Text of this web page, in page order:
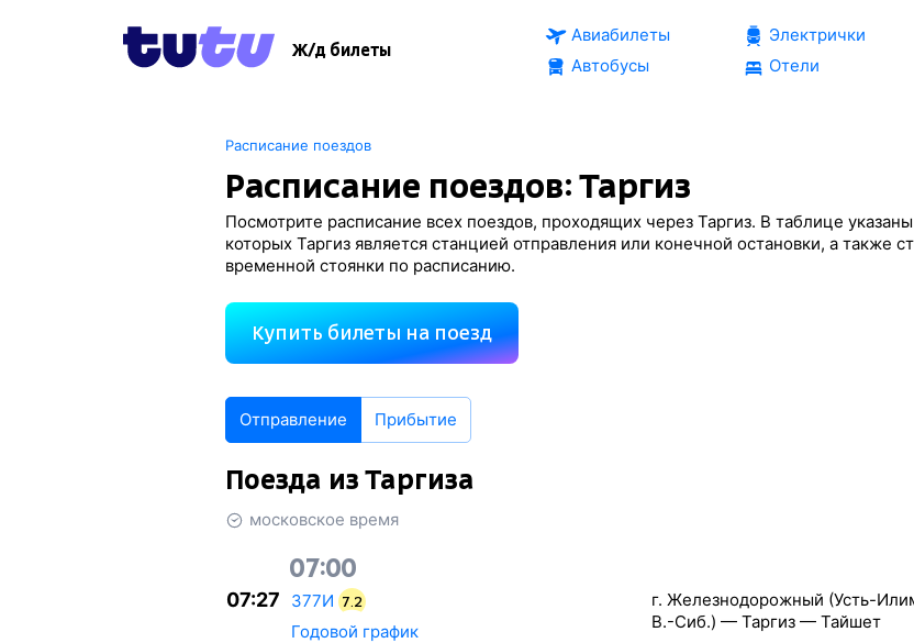
Ж/д билеты
Авиабилеты
Автобусы
Электрички
Отели
Расписание поездов
Расписание поездов: Таргиз
Посмотрите расписание всех поездов, проходящих через Таргиз. В таблице
которых Таргиз является станцией отправления или конечной остановки, а также
временной стоянки по расписанию.
Купить билеты на поезд
Отправление Прибытие
Поезда из Таргиза
московское время
07:00
07:27 377И 7.2
г. Железнодорожный (Усть-
В.-Сиб.) — Таргиз — Тайшет
Годовой график